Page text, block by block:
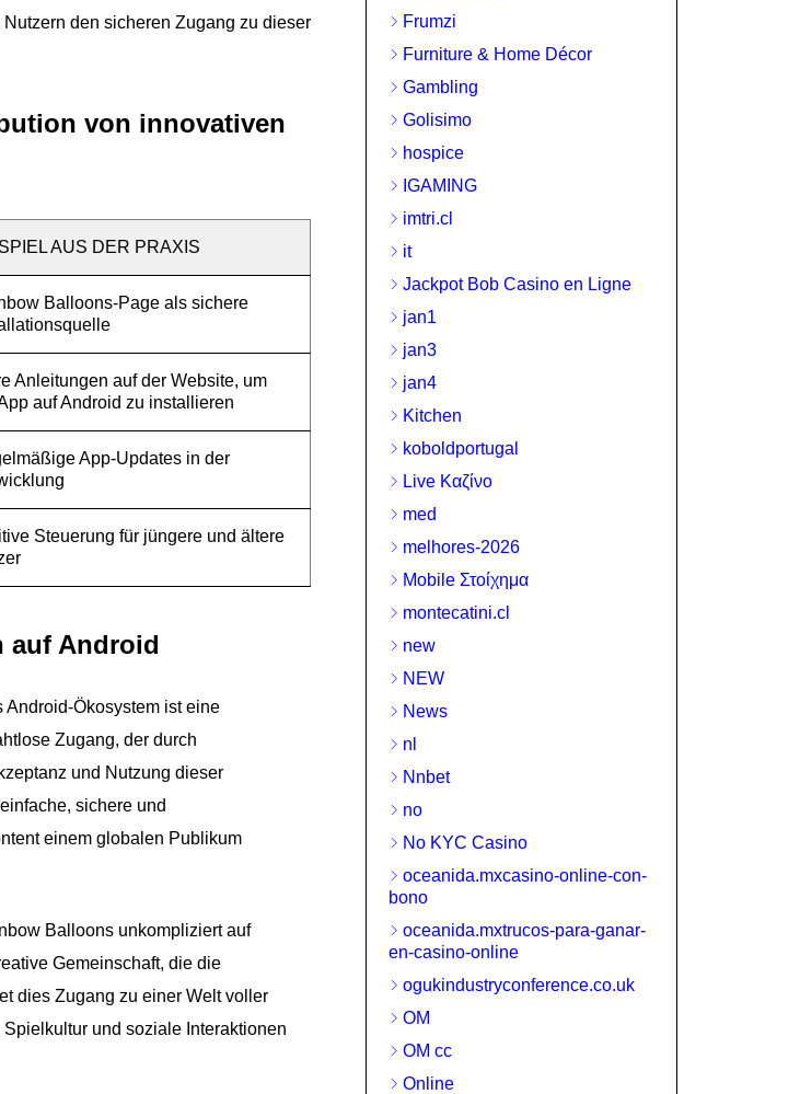
den sicheren Zugang zu dieser
von innovativen
AUS DER PRAXIS
Balloons-Page als sichere
Anleitungen auf der Website, um
auf Android zu installieren
App-Updates in der
Steuerung für jüngere und ältere
auf Android
Ökosystem ist eine
Zugang, der durch
und Nutzung dieser
sichere und
einem globalen Publikum
Balloons unkompliziert auf
Gemeinschaft, die die
dies Zugang zu einer Welt voller
und soziale Interaktionen
Frumzi
Furniture & Home Décor
Gambling
Golisimo
hospice
IGAMING
imtri.cl
it
Jackpot Bob Casino en Ligne
jan1
jan3
jan4
Kitchen
koboldportugal
Live Καζίνο
med
melhores-2026
Mobile Στοίχημα
montecatini.cl
new
NEW
News
nl
Nnbet
no
No KYC Casino
oceanida.mxcasino-online-con-
bono
oceanida.mxtrucos-para-ganar-
en-casino-online
ogukindustryconference.co.uk
OM
OM cc
Online